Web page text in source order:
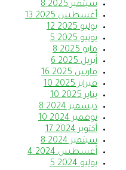
سبتمبر 2025
8
أغسطس 2025
13
يوليو 2025
12
يونيو 2025
5
مايو 2025
8
أبريل 2025
6
مارس 2025
16
فبراير 2025
10
يناير 2025
10
ديسمبر 2024
8
نوفمبر 2024
10
أكتوبر 2024
17
سبتمبر 2024
8
أغسطس 2024
4
يوليو 2024
5